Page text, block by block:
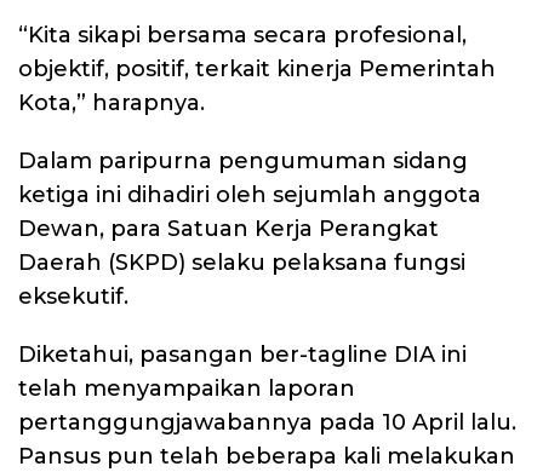
“Kita sikapi bersama secara profesional,
objektif, positif, terkait kinerja Pemerintah
Kota,” harapnya.
Dalam paripurna pengumuman sidang
ketiga ini dihadiri oleh sejumlah anggota
Dewan, para Satuan Kerja Perangkat
Daerah (SKPD) selaku pelaksana fungsi
eksekutif.
Diketahui, pasangan ber-tagline DIA ini
telah menyampaikan laporan
pertanggungjawabannya pada 10 April lalu.
Pansus pun telah beberapa kali melakukan